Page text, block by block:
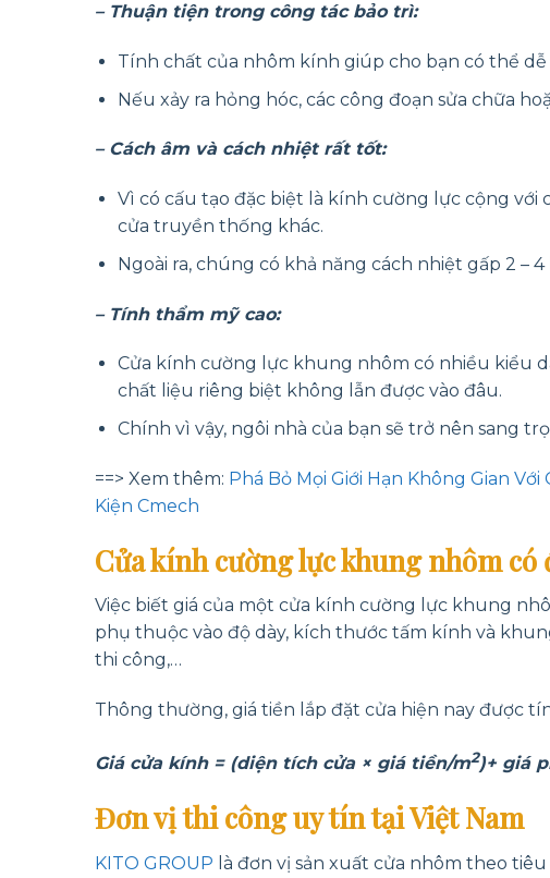
– Thuận tiện trong công tác bảo trì:
Tính chất của nhôm kính giúp cho bạn có thể
Nếu xảy ra hỏng hóc, các công đoạn sửa chữa
– Cách âm và cách nhiệt rất tốt:
Vì có cấu tạo đặc biệt là kính cường lực cộng với
cửa truyền thống khác.
Ngoài ra, chúng có khả năng cách nhiệt gấp 2 –
– Tính thẩm mỹ cao:
Cửa kính cường lực khung nhôm có nhiều kiểu
chất liệu riêng biệt không lẫn được vào đâu.
Chính vì vậy, ngôi nhà của bạn sẽ trở nên sang
==> Xem thêm: Phá Bỏ Mọi Giới Hạn Không Gian
Kiện Cmech
Cửa kính cường lực khung nhôm có
Việc biết giá của một cửa kính cường lực khung
phụ thuộc vào độ dày, kích thước tấm kính và
thi công,…
Thông thường, giá tiền lắp đặt cửa hiện nay được
Giá cửa kính = (diện tích cửa × giá tiền/m2)+ giá
Đơn vị thi công uy tín tại Việt Nam
KITO GROUP là đơn vị sản xuất cửa nhôm theo